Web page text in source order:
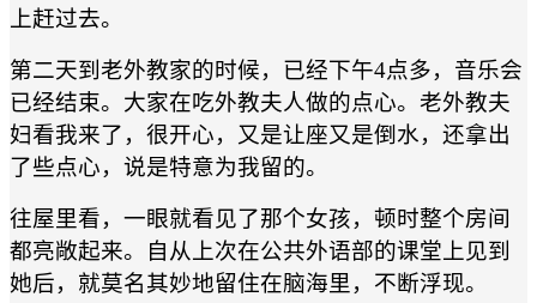
上赶过去。
第二天到老外教家的时候，已经下午4点多，音乐会
已经结束。大家在吃外教夫人做的点心。老外教夫
妇看我来了，很开心，又是让座又是倒水，还拿出
了些点心，说是特意为我留的。
往屋里看，一眼就看见了那个女孩，顿时整个房间
都亮敞起来。自从上次在公共外语部的课堂上见到
她后，就莫名其妙地留住在脑海里，不断浮现。